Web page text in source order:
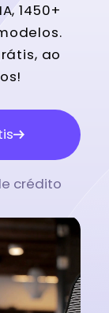
1450+
ao
crédito